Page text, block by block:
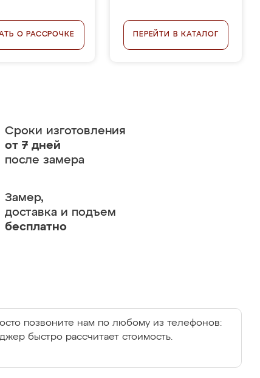
О РАССРОЧКЕ ПЕРЕЙТИ В КАТАЛОГ
Сроки изготовления
от 7 дней
после замера
Замер,
доставка и подъем
бесплатно
позвоните нам по любому из телефонов:
быстро рассчитает стоимость.